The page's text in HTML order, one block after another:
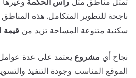
ناجحة للتطوير المتكامل. هذه
سكنية متنوعة المساحة تزيد من قيمة
نجاح أي مشروع يعتمد على عدة
الموقع المناسب وجودة التنفيذ